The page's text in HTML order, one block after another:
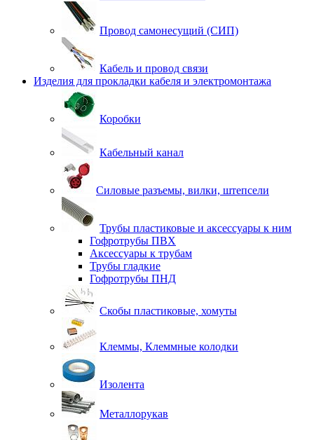
Провод самонесущий (СИП)
Кабель и провод связи
Изделия для прокладки кабеля и электромонтажа
Коробки
Кабельный канал
Силовые разъемы, вилки, штепсели
Трубы пластиковые и аксессуары к ним
Гофротрубы ПВХ
Аксессуары к трубам
Трубы гладкие
Гофротрубы ПНД
Скобы пластиковые, хомуты
Клеммы, Клеммные колодки
Изолента
Металлорукав